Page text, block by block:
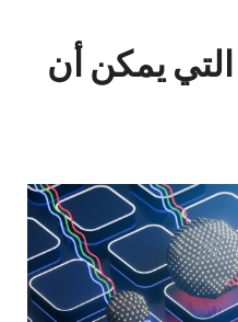
التي يمكن أن